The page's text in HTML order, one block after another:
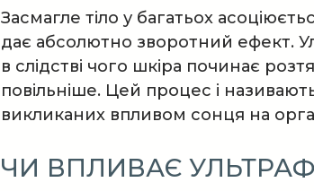
Засмагле тіло у багатьох
дає абсолютно зворотний ефект.
в слідстві чого шкіра починає
повільніше. Цей процес і
викликаних впливом сонця на
ЧИ ВПЛИВАЄ